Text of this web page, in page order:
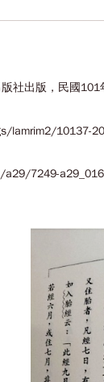
社出版，民國101
10137-
7249-